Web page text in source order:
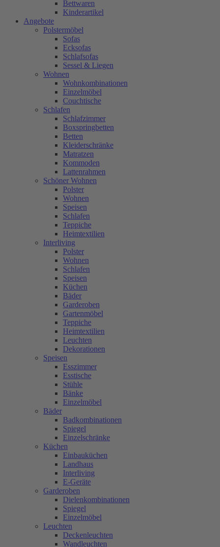
Bettwaren
Kinderartikel
Angebote
Polstermöbel
Sofas
Ecksofas
Schlafsofas
Sessel & Liegen
Wohnen
Wohnkombinationen
Einzelmöbel
Couchtische
Schlafen
Schlafzimmer
Boxspringbetten
Betten
Kleiderschränke
Matratzen
Kommoden
Lattenrahmen
Schöner Wohnen
Polster
Wohnen
Speisen
Schlafen
Teppiche
Heimtextilien
Interliving
Polster
Wohnen
Schlafen
Speisen
Küchen
Bäder
Garderoben
Gartenmöbel
Teppiche
Heimtextilien
Leuchten
Dekorationen
Speisen
Esszimmer
Esstische
Stühle
Bänke
Einzelmöbel
Bäder
Badkombinationen
Spiegel
Einzelschränke
Küchen
Einbauküchen
Landhaus
Interliving
E-Geräte
Garderoben
Dielenkombinationen
Spiegel
Einzelmöbel
Leuchten
Deckenleuchten
Wandleuchten